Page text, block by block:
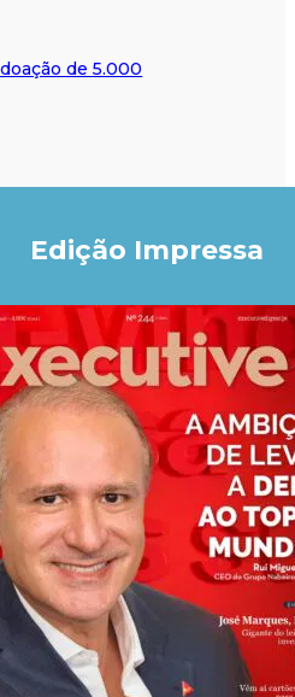
de 5.000
Edição Impressa